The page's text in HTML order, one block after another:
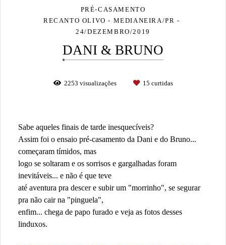
PRÉ-CASAMENTO
RECANTO OLIVO - MEDIANEIRA/PR
24/DEZEMBRO/2019
DANI & BRUNO
2253 visualizações 15 curtidas
Sabe aqueles finais de tarde inesquecíveis?
Assim foi o ensaio pré-casamento da Dani e do Bruno...
começaram tímidos, mas
logo se soltaram e os sorrisos e gargalhadas foram
inevitáveis... e não é que teve
até aventura pra descer e subir um "morrinho", se segurar
pra não cair na "pinguela",
enfim... chega de papo furado e veja as fotos desses
linduxos.